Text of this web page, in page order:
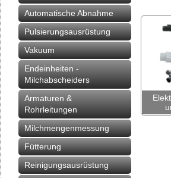
Automatische Abnahme
Pulsierungsausrüstung
Vakuum
Endeinheiten -
Milchabscheiders
Armaturen &
Rohrleitungen
Milchmengenmessung
Fütterung
Reinigungsausrüstung